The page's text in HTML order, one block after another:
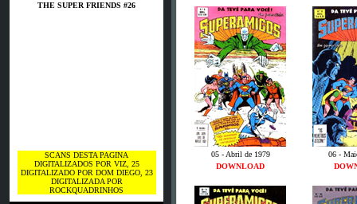
THE SUPER FRIENDS #26
SCANS DESTA PAGINA
DIGITALIZADOS POR VIZ, 25
DIGITALIZADO POR DOM DIEGO, 23
DIGITALIZADA POR
ROCKQUADRINHOS
05 - Abril de 1979
06 -
DOWNLOAD